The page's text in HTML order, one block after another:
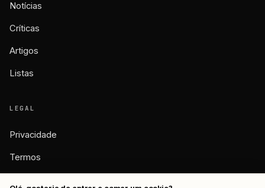
Notícias
Críticas
Artigos
Listas
LEGAL
Privacidade
Termos